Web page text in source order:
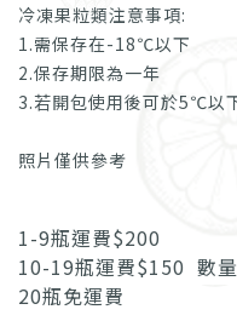
冷凍果粒類注意事項:
1.需保存在-18℃以下
2.保存期限為一年
3.若開包使用後可於5℃以
照片僅供參考
1-9瓶運費$200
10-19瓶運費$150
20瓶免運費
數量